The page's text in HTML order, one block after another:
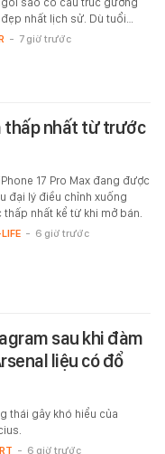
nhất lịch sử. Dù tuổi…
- 7 giờ trước
thấp nhất từ trước
17 Pro Max đang được
đại lý điều chỉnh xuống
thấp nhất kể từ khi mở bán.
- 6 giờ trước
sau khi đàm
liệu có đổ
thái gây khó hiểu của
- 6 giờ trước